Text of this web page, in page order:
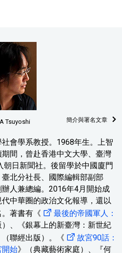
Tsuyoshi 簡介與署名文章
會學系教授。1968年生。上智
間，曾赴香港中文大學、臺灣
朝日新聞社。後留學於中國廈門
北分社長、國際編輯部副部
人兼總編。2016年4月開始成
中華圈的政治文化報導，還以
著書有《
最後的帝國軍人：
、《銀幕上的新臺灣：新世紀
聯經出版）。《
故宮90話：
開始》（典藏藝術家庭）、『何